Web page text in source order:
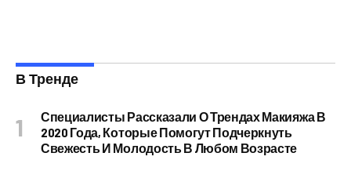
В Тренде
Специалисты Рассказали О Трендах Макияжа В
2020 Года, Которые Помогут Подчеркнуть
Свежесть И Молодость В Любом Возрасте